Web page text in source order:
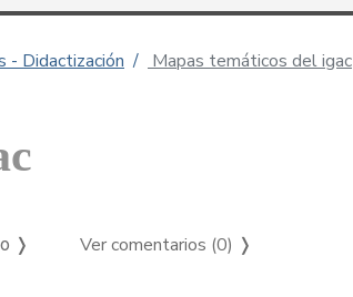
- Didactización Mapas temáticos del igac
❭ Ver comentarios (0) ❭